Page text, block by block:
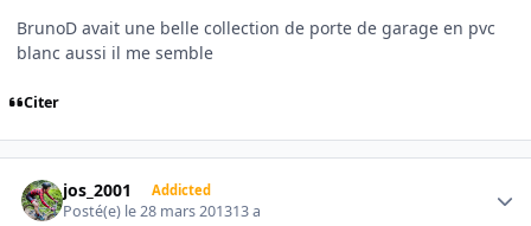
BrunoD avait une belle collection de porte de garage en pvc
blanc aussi il me semble
Citer
jos_2001 Addicted
Posté(e) le 28 mars 201313 a